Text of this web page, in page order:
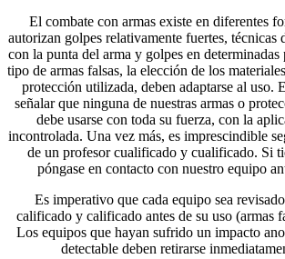
El combate con armas existe en diferentes
autorizan golpes relativamente fuertes, técnicas
con la punta del arma y golpes en
tipo de armas falsas, la elección de los
protección utilizada, deben adaptarse al uso.
señalar que ninguna de nuestras armas o
debe usarse con toda su fuerza, con la
incontrolada. Una vez más, es imprescindible
de un profesor cualificado y cualificado. Si
póngase en contacto con nuestro equipo
Es imperativo que cada equipo sea
calificado y calificado antes de su uso (armas
Los equipos que hayan sufrido un impacto
detectable deben retirarse